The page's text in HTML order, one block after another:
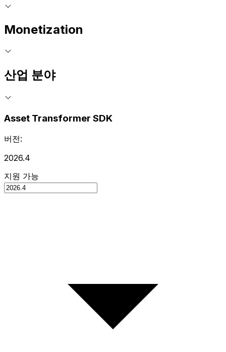
Monetization
산업 분야
Asset Transformer SDK
버전:
2026.4
지원 가능